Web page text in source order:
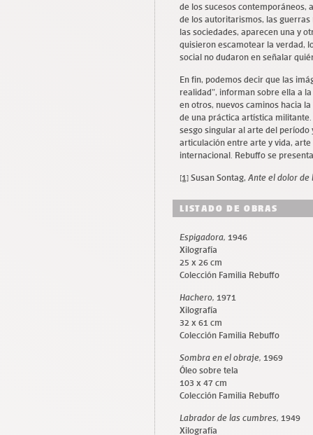
de los sucesos contemporáneos,
de los autoritarismos, las
las sociedades, aparecen una y
quisieron escamotear la verdad,
social no dudaron en señalar
En fin, podemos decir que las
realidad”, informan sobre ella a
en otros, nuevos caminos hacia
de una práctica artística
sesgo singular al arte del
articulación entre arte y vida,
internacional. Rebuffo se
[1] Susan Sontag,Ante el dolor de
LISTADO DE OBRAS
Espigadora, 1946
Xilografía
25 x 26 cm
Colección Familia Rebuffo
Hachero, 1971
Xilografía
32 x 61 cm
Colección Familia Rebuffo
Sombra en el obraje, 1969
Óleo sobre tela
103 x 47 cm
Colección Familia Rebuffo
Labrador de las cumbres, 1949
Xilografía